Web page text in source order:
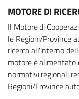
MOTORE DI
Il Motore di
le Regioni/Province
ricerca all'interno
motore è alimentato
normativi regionali
Regioni/Province